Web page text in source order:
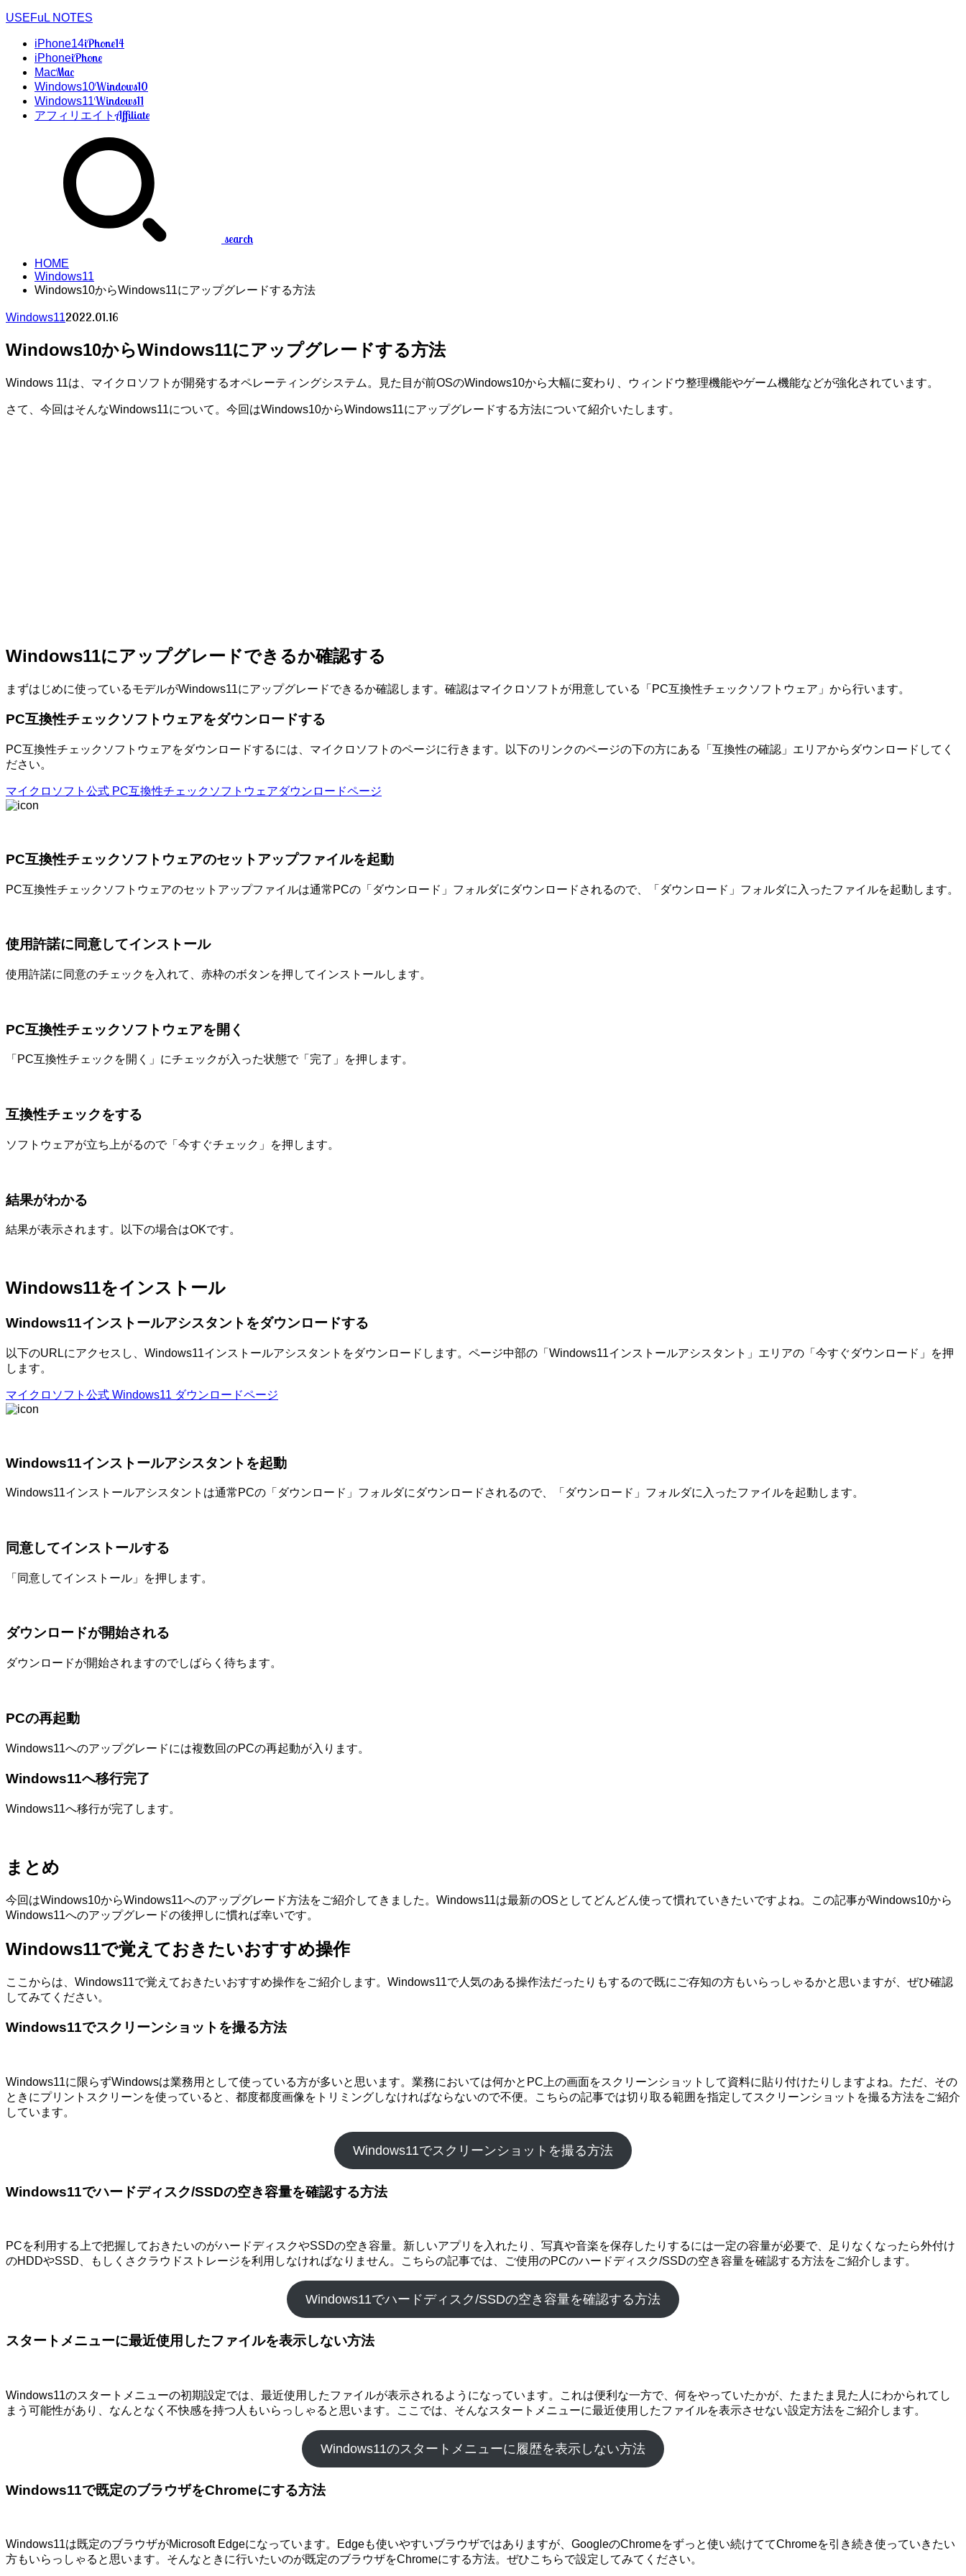
USEFuL NOTES
iPhone14iPhone14
iPhoneiPhone
MacMac
Windows10Windows10
Windows11Windows11
アフィリエイトAffiliate
search
HOME
Windows11
Windows10からWindows11にアップグレードする方法
Windows112022.01.16
Windows10からWindows11にアップグレードする方法
Windows 11は、マイクロソフトが開発するオペレーティングシステム。見た目が前OSのWindows10から大幅に変わり、ウィンドウ整理機能やゲーム機能などが強化されています。
さて、今回はそんなWindows11について。今回はWindows10からWindows11にアップグレードする方法について紹介いたします。
Windows11にアップグレードできるか確認する
まずはじめに使っているモデルがWindows11にアップグレードできるか確認します。確認はマイクロソフトが用意している「PC互換性チェックソフトウェア」から行います。
PC互換性チェックソフトウェアをダウンロードする
PC互換性チェックソフトウェアをダウンロードするには、マイクロソフトのページに行きます。以下のリンクのページの下の方にある「互換性の確認」エリアからダウンロードしてく
ださい。
マイクロソフト公式 PC互換性チェックソフトウェアダウンロードページ
PC互換性チェックソフトウェアのセットアップファイルを起動
PC互換性チェックソフトウェアのセットアップファイルは通常PCの「ダウンロード」フォルダにダウンロードされるので、「ダウンロード」フォルダに入ったファイルを起動します。
使用許諾に同意してインストール
使用許諾に同意のチェックを入れて、赤枠のボタンを押してインストールします。
PC互換性チェックソフトウェアを開く
「PC互換性チェックを開く」にチェックが入った状態で「完了」を押します。
互換性チェックをする
ソフトウェアが立ち上がるので「今すぐチェック」を押します。
結果がわかる
結果が表示されます。以下の場合はOKです。
Windows11をインストール
Windows11インストールアシスタントをダウンロードする
以下のURLにアクセスし、Windows11インストールアシスタントをダウンロードします。ページ中部の「Windows11インストールアシスタント」エリアの「今すぐダウンロード」を押
します。
マイクロソフト公式 Windows11 ダウンロードページ
Windows11インストールアシスタントを起動
Windows11インストールアシスタントは通常PCの「ダウンロード」フォルダにダウンロードされるので、「ダウンロード」フォルダに入ったファイルを起動します。
同意してインストールする
「同意してインストール」を押します。
ダウンロードが開始される
ダウンロードが開始されますのでしばらく待ちます。
PCの再起動
Windows11へのアップグレードには複数回のPCの再起動が入ります。
Windows11へ移行完了
Windows11へ移行が完了します。
まとめ
今回はWindows10からWindows11へのアップグレード方法をご紹介してきました。Windows11は最新のOSとしてどんどん使って慣れていきたいですよね。この記事がWindows10から
Windows11へのアップグレードの後押しに慣れば幸いです。
Windows11で覚えておきたいおすすめ操作
ここからは、Windows11で覚えておきたいおすすめ操作をご紹介します。Windows11で人気のある操作法だったりもするので既にご存知の方もいらっしゃるかと思いますが、ぜひ確認
してみてください。
Windows11でスクリーンショットを撮る方法
Windows11に限らずWindowsは業務用として使っている方が多いと思います。業務においては何かとPC上の画面をスクリーンショットして資料に貼り付けたりしますよね。ただ、その
ときにプリントスクリーンを使っていると、都度都度画像をトリミングしなければならないので不便。こちらの記事では切り取る範囲を指定してスクリーンショットを撮る方法をご紹介
しています。
Windows11でスクリーンショットを撮る方法
Windows11でハードディスク/SSDの空き容量を確認する方法
PCを利用する上で把握しておきたいのがハードディスクやSSDの空き容量。新しいアプリを入れたり、写真や音楽を保存したりするには一定の容量が必要で、足りなくなったら外付け
のHDDやSSD、もしくさクラウドストレージを利用しなければなりません。こちらの記事では、ご使用のPCのハードディスク/SSDの空き容量を確認する方法をご紹介します。
Windows11でハードディスク/SSDの空き容量を確認する方法
スタートメニューに最近使用したファイルを表示しない方法
Windows11のスタートメニューの初期設定では、最近使用したファイルが表示されるようになっています。これは便利な一方で、何をやっていたかが、たまたま見た人にわかられてし
まう可能性があり、なんとなく不快感を持つ人もいらっしゃると思います。ここでは、そんなスタートメニューに最近使用したファイルを表示させない設定方法をご紹介します。
Windows11のスタートメニューに履歴を表示しない方法
Windows11で既定のブラウザをChromeにする方法
Windows11は既定のブラウザがMicrosoft Edgeになっています。Edgeも使いやすいブラウザではありますが、GoogleのChromeをずっと使い続けててChromeを引き続き使っていきたい
方もいらっしゃると思います。そんなときに行いたいのが既定のブラウザをChromeにする方法。ぜひこちらで設定してみてください。